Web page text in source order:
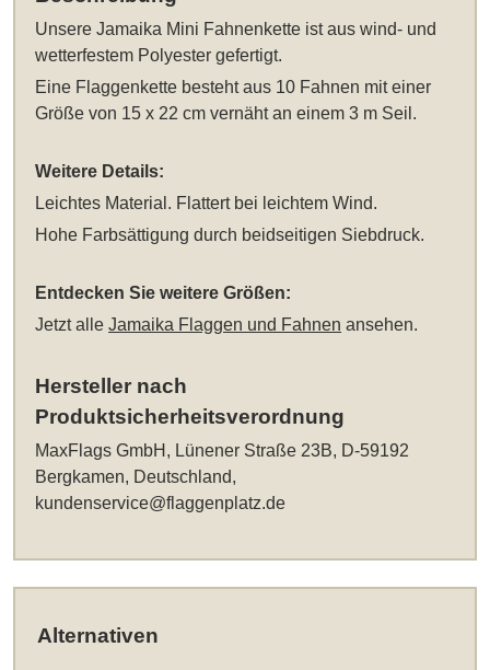
UnsereJamaika Mini Fahnenkette ist aus wind- und
wetterfestem Polyester gefertigt.
Eine Flaggenkette besteht aus 10 Fahnen mit einer
Größe von 15 x 22 cm vernäht an einem 3 m Seil.
Weitere Details:
Leichtes Material. Flattert bei leichtem Wind.
Hohe Farbsättigung durch beidseitigen Siebdruck.
Entdecken Sie weitere Größen:
Jetzt alleJamaika Flaggen und Fahnen ansehen.
Hersteller nach
Produktsicherheitsverordnung
MaxFlags GmbH, Lünener Straße 23B, D-59192
Bergkamen, Deutschland,
kundenservice@flaggenplatz.de
Alternativen